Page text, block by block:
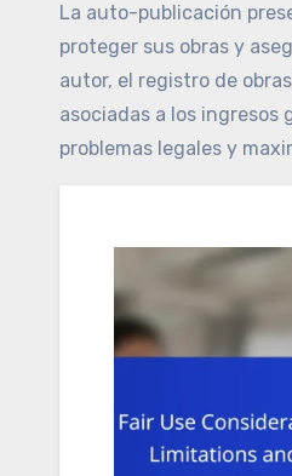
La auto-publicación
proteger sus obras y
autor, el registro de
asociadas a los ingresos
problemas legales y